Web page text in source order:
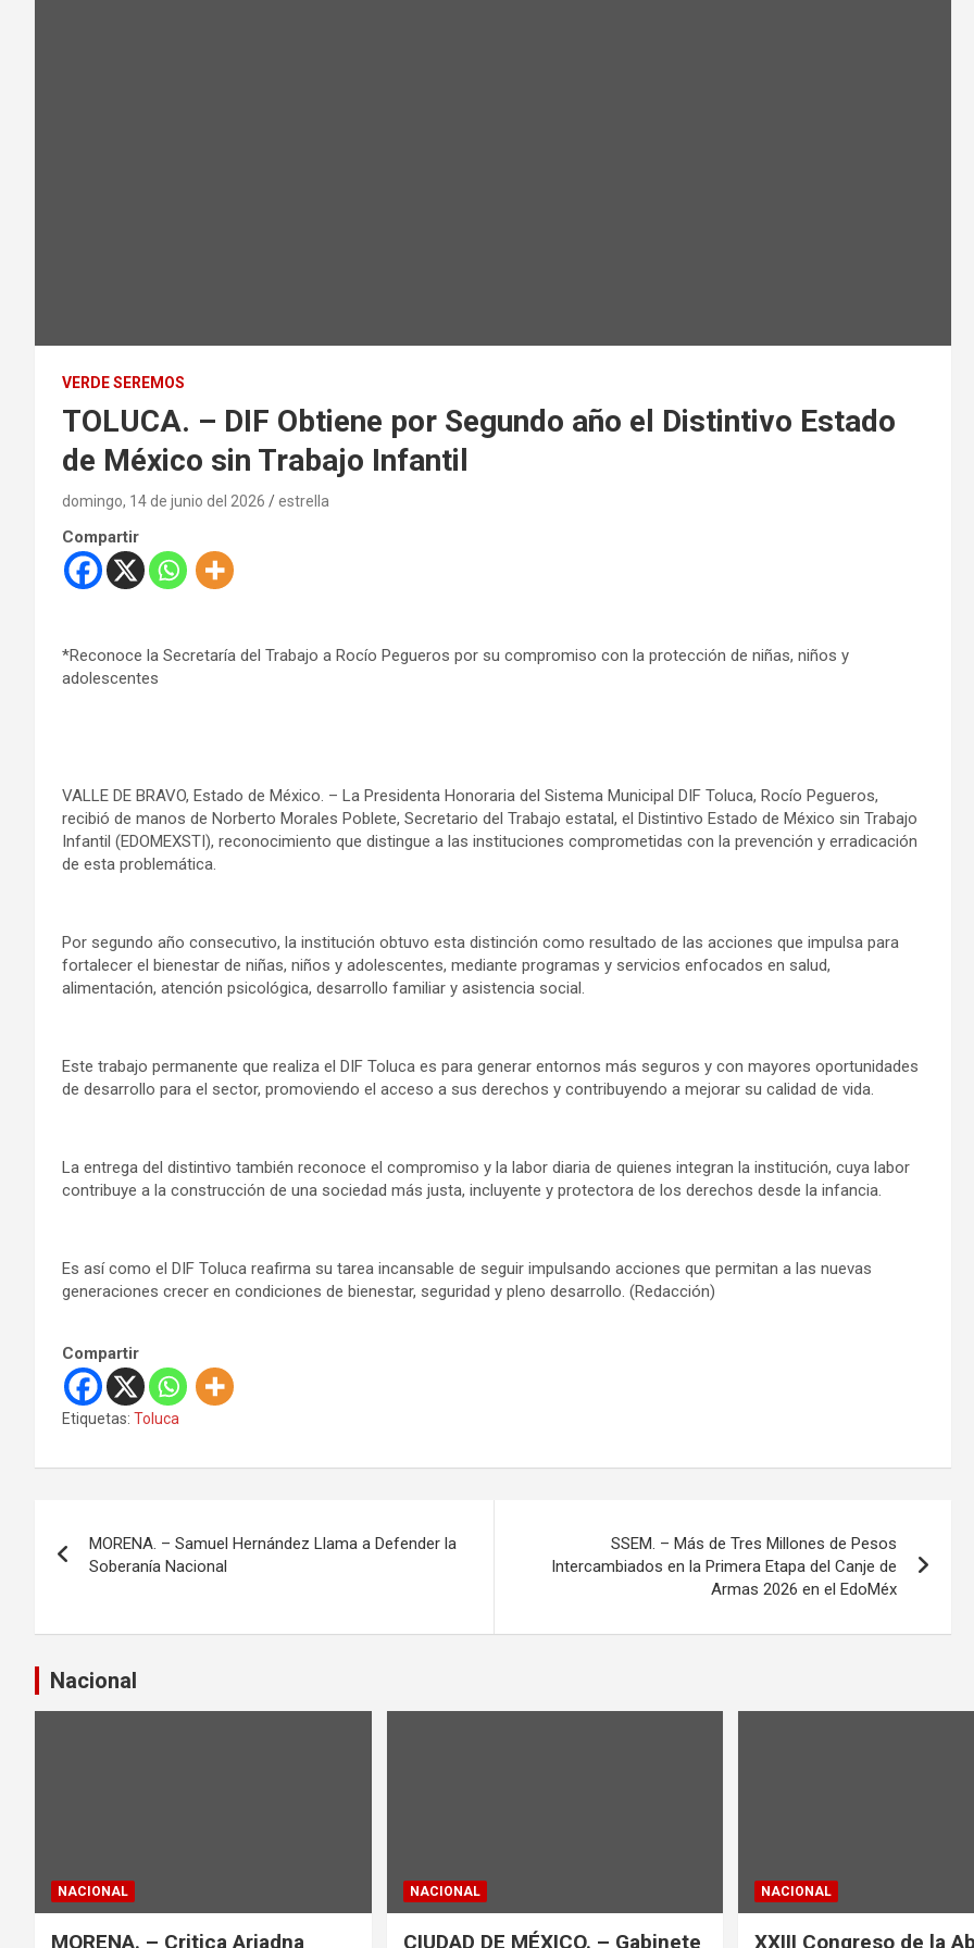
VERDE SEREMOS
TOLUCA. – DIF Obtiene por Segundo año el Distintivo Estado
de México sin Trabajo Infantil
domingo, 14 de junio del 2026 estrella
Compartir
*Reconoce la Secretaría del Trabajo a Rocío Pegueros por su compromiso con la protección de niñas, niños y
adolescentes
VALLE DE BRAVO, Estado de México. – La Presidenta Honoraria del Sistema Municipal DIF Toluca, Rocío Pegueros,
recibió de manos de Norberto Morales Poblete, Secretario del Trabajo estatal, el Distintivo Estado de México sin Trabajo
Infantil (EDOMEXSTI), reconocimiento que distingue a las instituciones comprometidas con la prevención y erradicación
de esta problemática.
Por segundo año consecutivo, la institución obtuvo esta distinción como resultado de las acciones que impulsa para
fortalecer el bienestar de niñas, niños y adolescentes, mediante programas y servicios enfocados en salud,
alimentación, atención psicológica, desarrollo familiar y asistencia social.
Este trabajo permanente que realiza el DIF Toluca es para generar entornos más seguros y con mayores oportunidades
de desarrollo para el sector, promoviendo el acceso a sus derechos y contribuyendo a mejorar su calidad de vida.
La entrega del distintivo también reconoce el compromiso y la labor diaria de quienes integran la institución, cuya labor
contribuye a la construcción de una sociedad más justa, incluyente y protectora de los derechos desde la infancia.
Es así como el DIF Toluca reafirma su tarea incansable de seguir impulsando acciones que permitan a las nuevas
generaciones crecer en condiciones de bienestar, seguridad y pleno desarrollo. (Redacción)
Compartir
Etiquetas: Toluca
e
g
ó
n
MORENA. – Samuel Hernández Llama a Defender la
Soberanía Nacional
SSEM. – Más de Tres Millones de Pesos
Intercambiados en la Primera Etapa del Canje de
Armas 2026 en el EdoMéx
Nacional
NACIONAL
MORENA. – Critica Ariadna
NACIONAL
CIUDAD DE MÉXICO. – Gabinete
NACIONAL
XXIII Congreso de la